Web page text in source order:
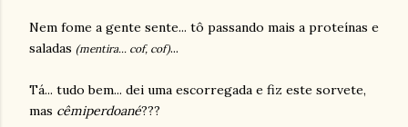
Nem fome a gente sente... tô passando mais a proteínas e
saladas (mentira... cof, cof)...
Tá... tudo bem... dei uma escorregada e fiz este sorvete,
mas cêmiperdoané???